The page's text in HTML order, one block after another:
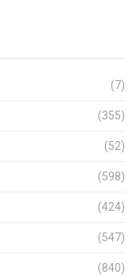
(7)
(355)
(52)
(598)
(424)
(547)
(840)